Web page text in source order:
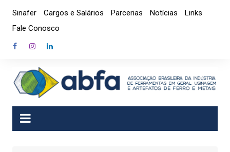
content
Sinafer Cargos e Salários Parcerias Notícias
Links
Fale Conosco